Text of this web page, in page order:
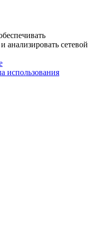
анализировать сетевой
использования